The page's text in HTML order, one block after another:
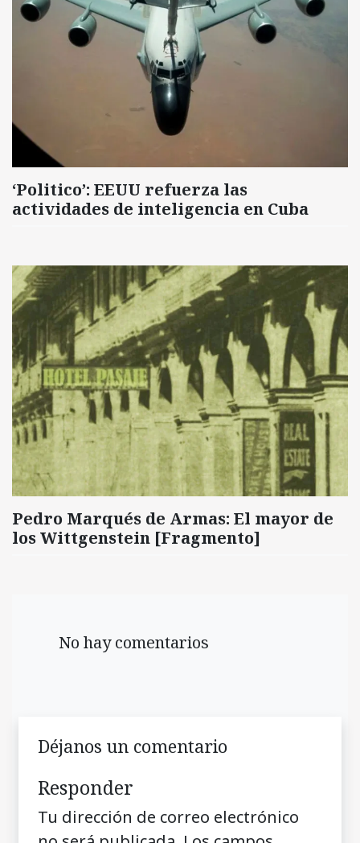
‘Politico’: EEUU refuerza las
actividades de inteligencia en Cuba
Pedro Marqués de Armas: El mayor de
los Wittgenstein [Fragmento]
No hay comentarios
Déjanos un comentario
Responder
Tu dirección de correo electrónico